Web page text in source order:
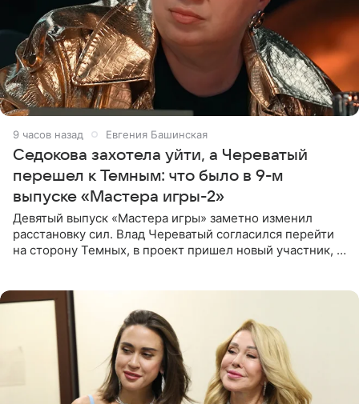
9 часов назад Евгения Башинская
Седокова захотела уйти, а Череватый
перешел к Темным: что было в 9-м
выпуске «Мастера игры-2»
Девятый выпуск «Мастера игры» заметно изменил
расстановку сил. Влад Череватый согласился перейти
на сторону Темных, в проект пришел новый участник, а